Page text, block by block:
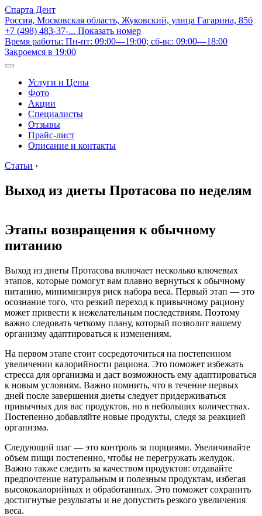
Спарта Дент
Россия, Московская область, Жуковский, улица Гагарина, 85б
+7 (498) 483-37-... Показать номер
Время работы: Пн-пт: 09:00—19:00; сб-вс: 09:00—18:00
Закроемся в 19:00
Услуги и Цены
Фото
Акции
Специалисты
Отзывы
Прайс-лист
Описание и контакты
Статьи ›
Выход из диеты Протасова по неделям
Этапы возвращения к обычному
питанию
Выход из диеты Протасова включает несколько ключевых
этапов, которые помогут вам плавно вернуться к обычному
питанию, минимизируя риск набора веса. Первый этап — это
осознание того, что резкий переход к привычному рациону
может привести к нежелательным последствиям. Поэтому
важно следовать четкому плану, который позволит вашему
организму адаптироваться к изменениям.
На первом этапе стоит сосредоточиться на постепенном
увеличении калорийности рациона. Это поможет избежать
стресса для организма и даст возможность ему адаптироваться
к новым условиям. Важно помнить, что в течение первых
дней после завершения диеты следует придерживаться
привычных для вас продуктов, но в небольших количествах.
Постепенно добавляйте новые продукты, следя за реакцией
организма.
Следующий шаг — это контроль за порциями. Увеличивайте
объем пищи постепенно, чтобы не перегружать желудок.
Важно также следить за качеством продуктов: отдавайте
предпочтение натуральным и полезным продуктам, избегая
высококалорийных и обработанных. Это поможет сохранить
достигнутые результаты и не допустить резкого увеличения
веса.